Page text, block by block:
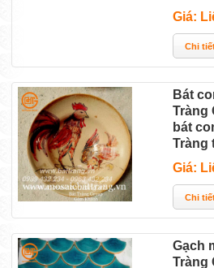
Giá:
Bát
Tràng
bát
Tràng
Giá:
Gạch
Tràng